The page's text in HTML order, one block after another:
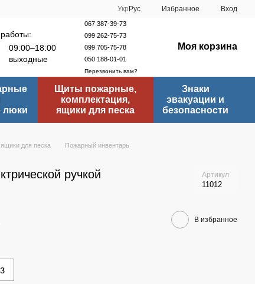
Укр Рус Избранное Вход
09:00–18:00
выходные
067 387-39-73
099 262-75-73
099 705-75-78
050 188-01-01
Перезвонить вам?
Моя корзина
люки
Щиты пожарные,
комплектация,
ящики для песка
Знаки
эвакуации и
безопасности
для песка
Пожарный инвентарь
ручкой Артикул
11012
В избранное